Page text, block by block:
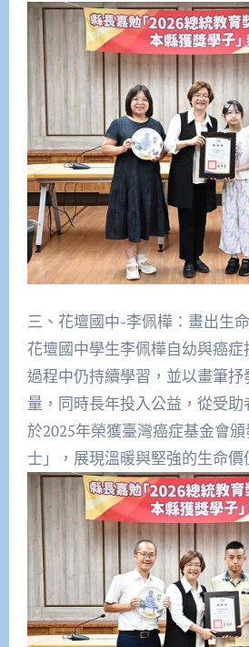
三、花壇國中-李佩樺：畫出生
花壇國中學生李佩樺自幼與癌
過程中仍持續學習，並以畫筆抒
量，同時長年投入公益，從受
於2025年榮獲臺灣癌症基金會
士」，展現溫暖與堅強的生命價